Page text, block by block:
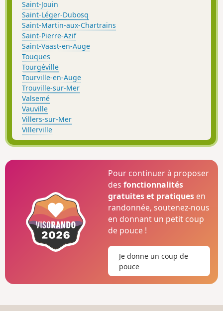
Saint-Jouin
Saint-Léger-Dubosq
Saint-Martin-aux-Chartrains
Saint-Pierre-Azif
Saint-Vaast-en-Auge
Touques
Tourgéville
Tourville-en-Auge
Trouville-sur-Mer
Valsemé
Vauville
Villers-sur-Mer
Villerville
Pour continuer à proposer
desfonctionnalités
gratuites et pratiques en
randonnée, soutenez-nous
en donnant un petit coup
de pouce !
Je donne un coup de
pouce